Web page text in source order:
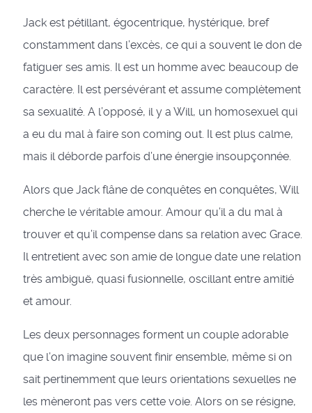
Jack est pétillant, égocentrique, hystérique, bref
constamment dans l’excès, ce qui a souvent le don de
fatiguer ses amis. Il est un homme avec beaucoup de
caractère. Il est persévérant et assume complètement
sa sexualité. A l’opposé, il y a Will, un homosexuel qui
a eu du mal à faire son coming out. Il est plus calme,
mais il déborde parfois d’une énergie insoupçonnée.
Alors que Jack flâne de conquêtes en conquêtes, Will
cherche le véritable amour. Amour qu’il a du mal à
trouver et qu’il compense dans sa relation avec Grace.
Il entretient avec son amie de longue date une relation
très ambiguë, quasi fusionnelle, oscillant entre amitié
et amour.
Les deux personnages forment un couple adorable
que l’on imagine souvent finir ensemble, même si on
sait pertinemment que leurs orientations sexuelles ne
les mèneront pas vers cette voie. Alors on se résigne,